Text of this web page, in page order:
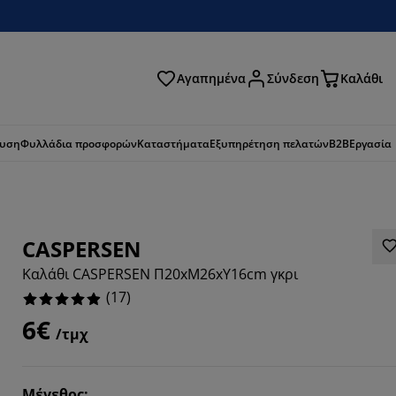
Αγαπημένα Σύνδεση Καλάθι
Φυλλάδια προσφορώνΚαταστήματαΕξυπηρέτηση πελατώνB2BΕργασία
CASPERSEN
Καλάθι CASPERSEN Π20xΜ26xΥ16cm γκρι
(17)
6€ /τμχ